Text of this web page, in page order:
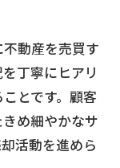
動産を売買す
丁寧にヒアリ
とです。顧客
め細やかなサ
活動を進めら